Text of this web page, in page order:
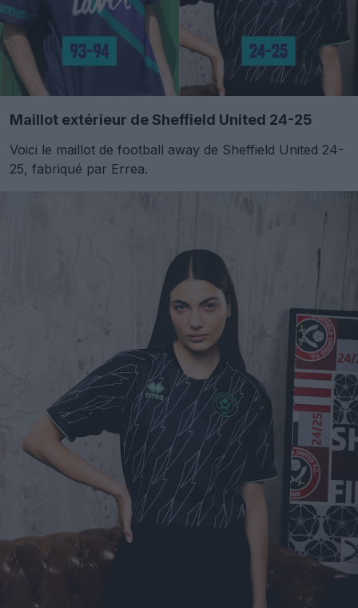
Maillot extérieur de Sheffield United 24-25
Voici le maillot de football away de Sheffield United 24-
25, fabriqué par Errea.